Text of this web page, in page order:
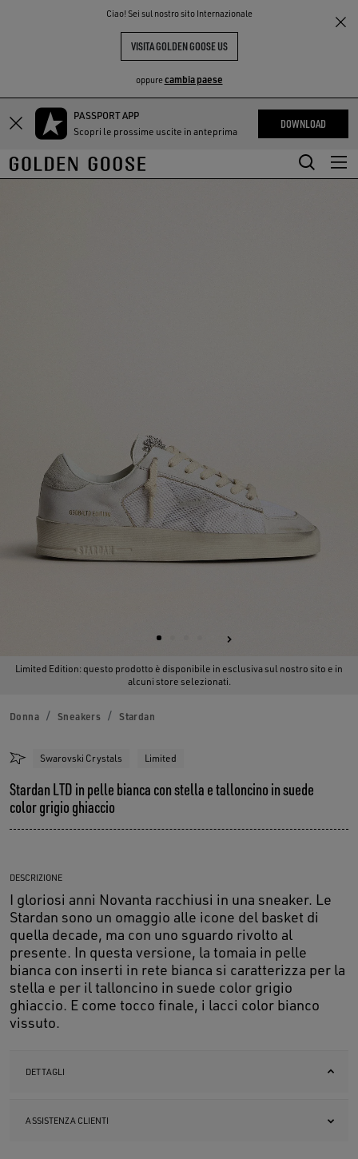
Ciao! Sei sul nostro sito Internazionale
VISITA GOLDEN GOOSE US
oppurecambia paese
Vai
contenuto
principale
Vai
contenuto
del
PASSPORT APP
Scopri le prossime uscite in anteprima
DOWNLOAD
THE
COMMUNITY
Limited Edition: questo prodotto è disponibile in esclusiva sul nostro sito e in
alcuni store selezionati.
Donna Sneakers Stardan
Swarovski Crystals Limited
Stardan LTD in pelle bianca con stella e talloncino in suede
color grigio ghiaccio
DESCRIZIONE
I gloriosi anni Novanta racchiusi in una sneaker. Le
Stardan sono un omaggio alle icone del basket di
quella decade, ma con uno sguardo rivolto al
presente. In questa versione, la tomaia in pelle
bianca con inserti in rete bianca si caratterizza per la
stella e per il talloncino in suede color grigio
ghiaccio. E come tocco finale, i lacci color bianco
vissuto.
DETTAGLI
ASSISTENZA CLIENTI